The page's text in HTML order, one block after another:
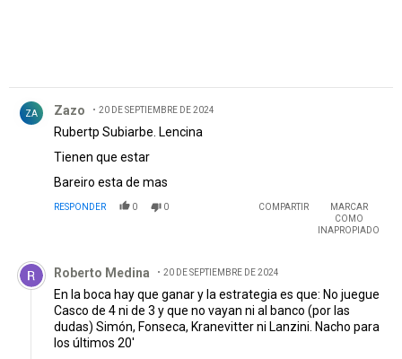
ZA Zazo 20 DE SEPTIEMBRE DE 2024
Rubertp Subiarbe. Lencina
Tienen que estar
Bareiro esta de mas
RESPONDER 0 0 COMPARTIR
MARCAR
COMO
INAPROPIADO
Comentario de Roberto Medina.
Roberto Medina 20 DE SEPTIEMBRE DE 2024
En la boca hay que ganar y la estrategia es que: No juegue
Casco de 4 ni de 3 y que no vayan ni al banco (por las
dudas) Simón, Fonseca, Kranevitter ni Lanzini. Nacho para
los últimos 20'